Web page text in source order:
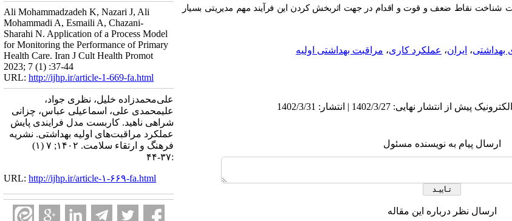
شناخت نقاط ضعف و قوت و اقدام در جهت اثربخش کردن این فرآیند مهم مدیریتی بسیار
بهداشتی، ایران، عملکرد کاری، مراقبت‌ بهداشتی اولیه
ارسال پیام به نویسنده مسئول
ارسال نظر درباره این مقاله
Ali Mohammadzadeh K, Nazari J, Ali
Mohammadi A, Esmaili A, Chazani-
Sharahi N. Application of a Process Model
for Monitoring the Performance of Primary
Health Care. Iran J Cult Health Promot
2023; 7 (1) :37-44
URL: http://ijhp.ir/article-1-669-fa.html
علی‌محمدزاده خلیل، نظری جواد،
علیمحمدی علی، اسماعیلی عباس، چزانی
شراهی ناهید. کاربست مدل فرایندی پایش
عملکرد مراقبت‌های اولیه بهداشتی. نشريه
فرهنگ و ارتقاء سلامت. ۱۴۰۲; ۷ (۱)
:۳۷-۴۴
URL: http://ijhp.ir/article-۱-۶۶۹-fa.html